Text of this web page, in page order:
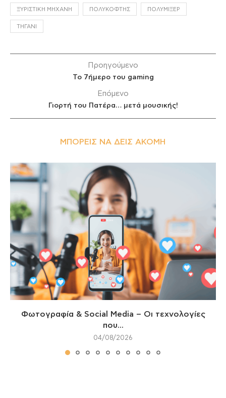
ΞΥΡΙΣΤΙΚΉ ΜΗΧΑΝΉ ΠΟΛΥΚΌΦΤΗΣ ΠΟΛΥΜΊΞΕΡ
ΤΗΓΆΝΙ
Προηγούμενο
Το 7ήμερο του gaming
Επόμενο
Γιορτή του Πατέρα… μετά μουσικής!
ΜΠΟΡΕΊΣ ΝΑ ΔΕΙΣ ΑΚΌΜΗ
Φωτογραφία & Social Media – Οι τεχνολογίες
που...
04/08/2026